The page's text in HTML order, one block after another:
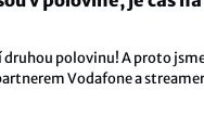
polovinu! A proto
Vodafone a